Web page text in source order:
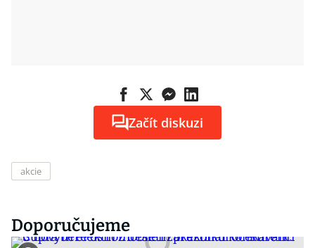
Začít diskuzi
akcie
Doporučujeme